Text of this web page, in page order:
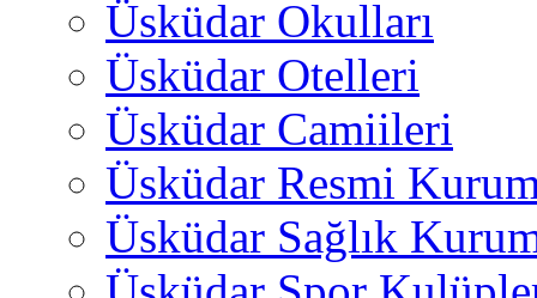
Üsküdar Okulları
Üsküdar Otelleri
Üsküdar Camiileri
Üsküdar Resmi
Üsküdar Sağlık